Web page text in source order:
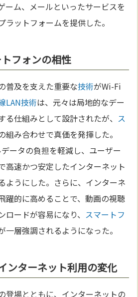
ーム、メールといったサービスを
ラットフォームを提供した。
フォンの相性
普及を支えた重要な技術がWi-Fi
LAN技術は、元々は局地的なデー
る仕組みとして設計されたが、 ス
組み合わせで真価を発揮した。
ータの負担を軽減し、ユーザー
高速かつ安定したインターネット
ようにした。さらに、インターネ
躍的に高めることで、動画の視聴
ロードが容易になり、 スマートフ
一層強調されるようになった。
ンターネット利用の変化
登場とともに、インターネットの